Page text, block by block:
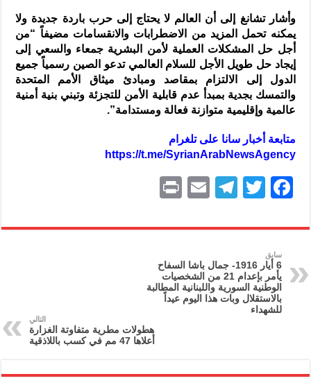
وأشار تشانغ إلى أن العالم لا يحتاج إلى حرب باردة جديدة ولا
يمكنه تحمل المزيد من الاضطرابات والانقسامات مضيفاً “من
أجل حل المشكلات العملية لأمن البشرية جمعاء والسعي إلى
إيجاد حل طويل الأجل للسلام العالمي تدعو الصين رسمياً جميع
الدول إلى الالتزام بمقاصد ومبادئ ميثاق الأمم المتحدة
والتمسك بجدية بمبدأ عدم قابلية الأمن للتجزئة وتبني بنية أمنية
عالمية وإقليمية متوازنة فعالة ومستدامة”.
متابعة أخبار سانا على تلغرام
https://t.me/SyrianArabNewsAgency
F
c
e
b
o
o
T
itt
T
e
gr
a
m
E
ai
l
nt
سابق
6 أيار 1916- جمال باشا السفاح
يأمر بإعدام 21 من الشخصيات
الوطنية السورية واللبنانية المطالبة
بالاستقلال وبات هذا اليوم عيداً
للشهداء
التالي
هطولات مطرية متفاوتة الغزارة
أعلاها 47 مم في كسب باللاذقية